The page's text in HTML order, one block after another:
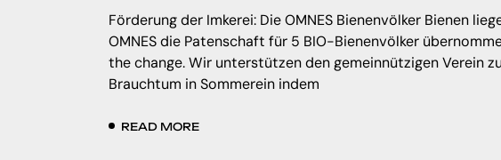
Förderung der Imkerei: Die OMNES Bienenvölker Bienen
OMNES die Patenschaft für 5 BIO-Bienenvölker
the change. Wir unterstützen den gemeinnützigen Verein
Brauchtum in Sommerein indem
READ MORE